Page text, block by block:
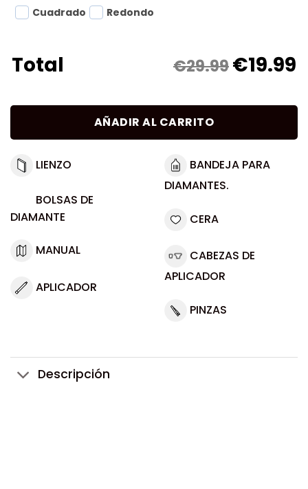
Cuadrado
Redondo
Total €29.99€19.99
AÑADIR AL CARRITO
LIENZO
BOLSAS DE
DIAMANTE
MANUAL
APLICADOR
BANDEJA PARA
DIAMANTES.
CERA
CABEZAS DE
APLICADOR
PINZAS
Descripción